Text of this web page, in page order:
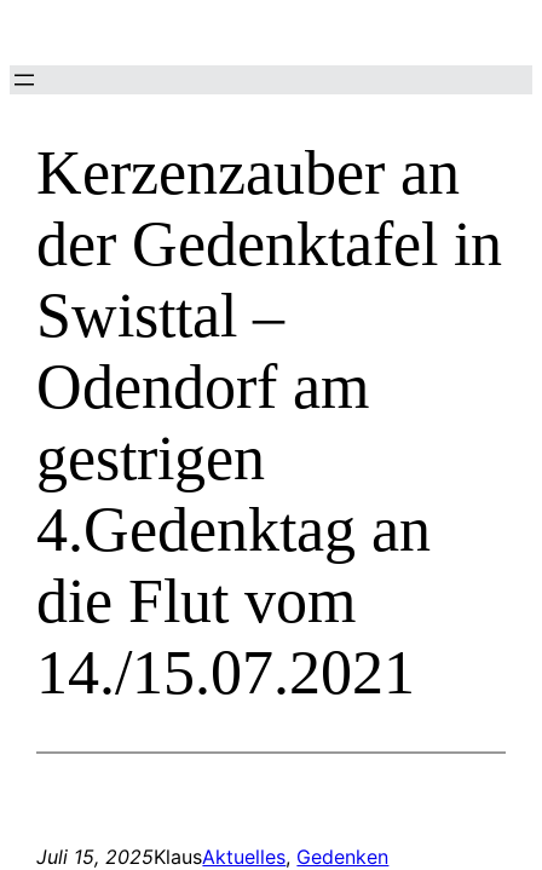
springen
Kerzenzauber an
der Gedenktafel in
Swisttal –
Odendorf am
gestrigen
4.Gedenktag an
die Flut vom
14./15.07.2021
Juli 15, 2025KlausAktuelles, Gedenken